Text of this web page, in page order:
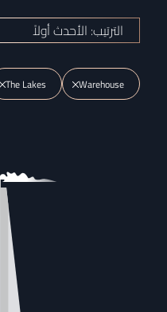
الترتيب: الأحدث أولاً
Warehouse
The Lakes